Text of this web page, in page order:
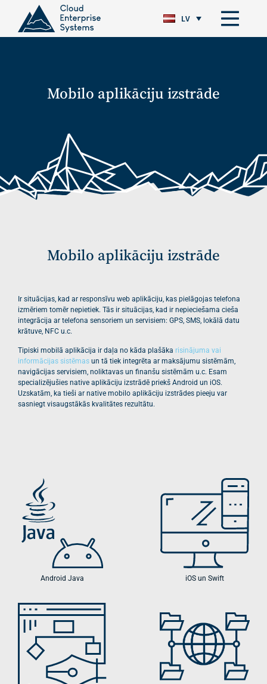
LV
Mobilo aplikāciju izstrāde
Mobilo aplikāciju izstrāde
Ir situācijas, kad ar responsīvu web aplikāciju, kas pielāgojas telefona
izmēriem tomēr nepietiek. Tās ir situācijas, kad ir nepieciešama cieša
integrācija ar telefona sensoriem un servisiem: GPS, SMS, lokālā datu
krātuve, NFC u.c.
Tipiski mobilā aplikācija ir daļa no kāda plašāka risinājuma vai
informācijas sistēmas un tā tiek integrēta ar maksājumu sistēmām,
navigācijas servisiem, noliktavas un finanšu sistēmām u.c. Esam
specializējušies native aplikāciju izstrādē priekš Android un iOS.
Uzskatām, ka tieši ar native mobilo aplikāciju izstrādes pieeju var
sasniegt visaugstākās kvalitātes rezultātu.
Android Java iOS un Swift